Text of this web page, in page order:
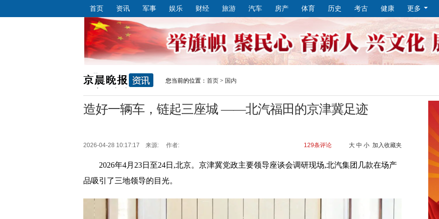
首页 资讯 军事 娱乐 财经 旅游 汽车 房产 体育 历史 考古 健康 更多
您当前的位置： 首页 > 国内
造好一辆车，链起三座城 ——北汽福田的京津冀足迹
2026-04-28 10:17:17 来源: 作者: 大 中 小 加入收藏夹
129条评论
2026年4月23日至24日,北京。京津冀党政主要领导座谈会调研现场,北汽集团几款在场产
品吸引了三地领导的目光。